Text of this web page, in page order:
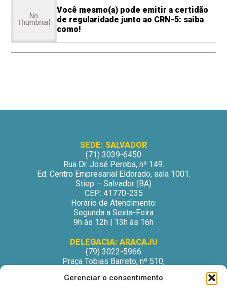
Gerenciar o consentimento
Você mesmo(a) pode emitir a certidão
de regularidade junto ao CRN-5: saiba
como!
SEDE: SALVADOR
(71) 3039-6450
Rua Dr. José Peroba, nº 149.
Ed. Centro Empresarial Eldorado, sala 1001.
Stiep – Salvador (BA)
CEP: 41770-235
Horário de Atendimento:
Segunda a Sexta-Feira
9h às 12h | 13h às 16h
DELEGACIA: ARACAJU
(79) 3022-5966
Praça Tobias Barreto, nº 510,
São José – Aracaju/SE